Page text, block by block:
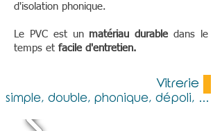
d'isolation phonique.
Le PVC est un matériau durable dans le
temps et facile d'entretien.
Vitrerie
simple, double, phonique, dépoli, ...